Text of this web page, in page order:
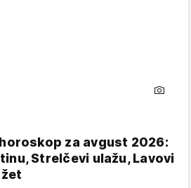
za avgust 2026:
Strelčevi ulažu, Lavovi